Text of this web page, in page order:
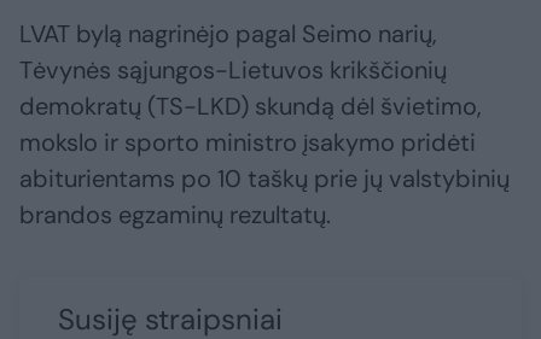
LVAT bylą nagrinėjo pagal Seimo narių,
Tėvynės sąjungos-Lietuvos krikščionių
demokratų (TS-LKD) skundą dėl švietimo,
mokslo ir sporto ministro įsakymo pridėti
abiturientams po 10 taškų prie jų valstybinių
brandos egzaminų rezultatų.
Susiję straipsniai